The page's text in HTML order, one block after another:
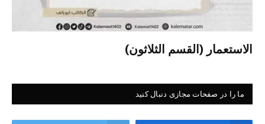
الاستعمار (القسم الثلاثون)
ما را در صفحات مجازی دنبال کنید